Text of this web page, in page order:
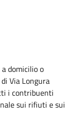
domicilio o
Via Longura
i contribuenti
sui rifiuti e sui